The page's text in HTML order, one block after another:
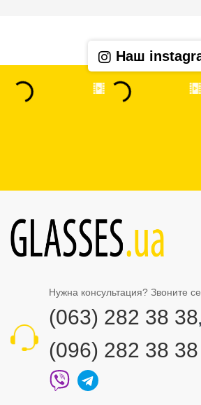
Наш
Нужна консультация? Звоните
(063) 282 38 38,
(096) 282 38 38